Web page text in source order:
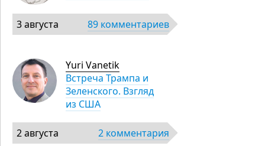
3 августа 89 комментариев
Yuri Vanetik
Встреча Трампа и
Зеленского. Взгляд
из США
2 августа 2 комментария